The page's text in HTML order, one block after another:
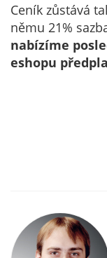
Ceník zůstává
němu 21%
nabízíme
eshopu